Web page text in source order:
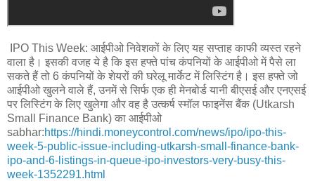
IPO This Week: आईपीओ निवेशकों के लिए यह सप्ताह काफी व्यस्त रहने
वाला है। इसकी वजह ये है कि इस हफ्ते पांच कंपनियों के आईपीओ में पैसे ला
सकते हैं तो 6 कंपनियों के शेयरों की घरेलू मार्केट में लिस्टिंग है। इस हफ्ते जो
आईपीओ खुलने वाले हैं, उनमें से सिर्फ एक ही मेनबोर्ड यानी बीएसई और एनएसई
पर लिस्टिंग के लिए खुलेगा और वह है उत्कर्ष स्मॉल फाइनेंस बैंक (Utkarsh
Small Finance Bank) का आईपीओ
sabhar:https://hindi.moneycontrol.com/news/ipo/ipo-this-
week-5-public-issue-including-utkarsh-small-finance-bank-
ipo-and-6-listings-in-queue-ipo-investors-very-busy-this-
week-1352291.html